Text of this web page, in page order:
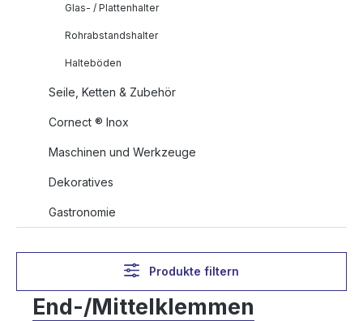
Glas- / Plattenhalter
Rohrabstandshalter
Halteböden
Seile, Ketten & Zubehör
Cornect ® Inox
Maschinen und Werkzeuge
Dekoratives
Gastronomie
Produkte filtern
End-/Mittelklemmen